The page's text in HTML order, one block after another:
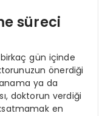
süreci
gün içinde
önerdiği
ya da
doktorun verdiği
en